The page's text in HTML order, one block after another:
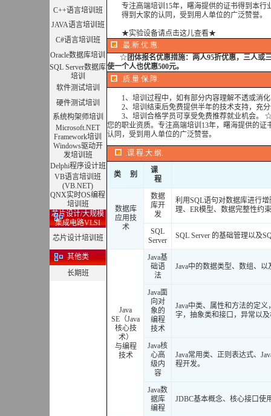
C++语言培训班
JAVA语言培训班
C#语言培训班
Oracle数据库培训
SQL Server数据库
培训
软件测试培训
硬件测试培训
系统构架师培训
Microsoft.NET
Framework培训
Windows驱动开
发培训班
Delphi程序设计班
VB语言培训班
(VB.NET)
QNX实时OS编程
培训班
芯片设计/大规模
集成电路VLSI
芯片设计培训班
其他类
长期班
专注高端培训15年，曙海提供的证书得到本行
得到大家的认同，受到用人单位的广泛赞誉。
★实验设备请点击这儿查看★
.最.新.优.惠.
☆ 团体报名优惠措施： 两人95折优惠，三人或
使一个人也优惠500元。
.质.量.保.障.
1、培训过程中，如有部分内容理解不透或消化
2、培训结束后免费提供半年的技术支持，充分
3、培训合格学员可享受免费推荐就业机会。 ☆
您的职业资质。专注高端培训13年，曙海提供的
认同，受到用人单位的广泛赞誉。
.课.程.大.纲.
类 别
课
程
数据库
应用技
术
数据
库开
发
利用SQL语句对数据库进行
理、ER模型、数据完整性约
SQL
Server
SQL Server 的基础管理以及
Java
SE（Java
核心技
术）
与编程
技术
Java基
础语
法
Java中的数据类型、数组、
Java面
向对
象的
编程
技术
Java中类、属性和方法的定义
字，抽象类和接口，异常以
Java核
心高
级内
容
Java常用类、正则表达式、
程开发。
Java数
据库
编程
JDBC基本概念、核心接口使